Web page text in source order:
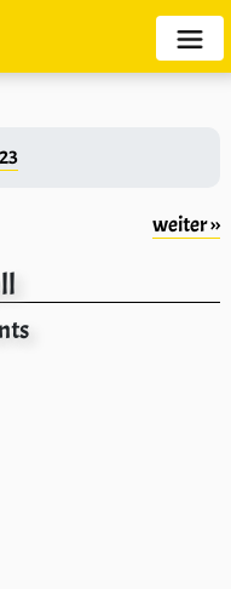
weiter ››